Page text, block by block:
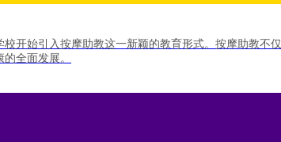
开始引入按摩助教这一新颖的教育形式。按摩助教不
全面发展。